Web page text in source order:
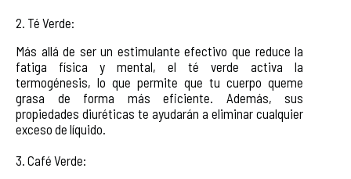
2. Té Verde:
Más allá de ser un estimulante efectivo que reduce la
fatiga física y mental, el té verde activa la
termogénesis, lo que permite que tu cuerpo queme
grasa de forma más eficiente. Además, sus
propiedades diuréticas te ayudarán a eliminar cualquier
exceso de líquido.
3. Café Verde: